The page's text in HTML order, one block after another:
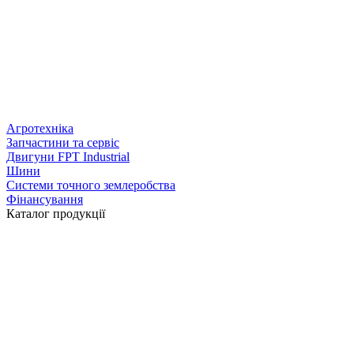
Агротехніка
Запчастини та сервіс
Двигуни FPT Industrial
Шини
Системи точного землеробства
Фінансування
Каталог продукції